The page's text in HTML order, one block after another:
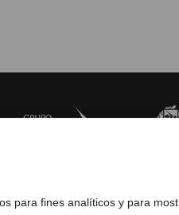
para fines analíticos y para